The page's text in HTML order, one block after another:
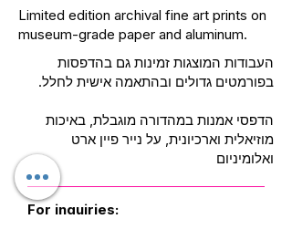
Limited edition archival fine art prints on
museum-grade paper and aluminum.
העבודות המוצגות זמינות גם בהדפסות
בפורמטים גדולים ובהתאמה אישית לחלל.
הדפסי אמנות במהדורה מוגבלת, באיכות
מוזיאלית וארכיונית, על נייר פיין ארט
ואלומיניום
For inquiries: